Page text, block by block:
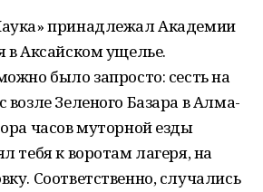
принадлежал Академии
в Аксайском ущелье.
было запросто: сесть на
возле Зеленого Базара в Алма-
часов муторной езды
тебя к воротам лагеря, на
Соответственно, случались